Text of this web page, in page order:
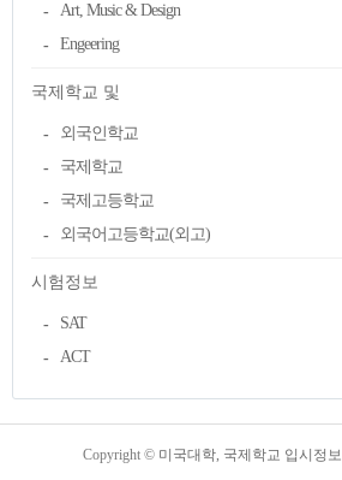
Art, Music & Design
Engeering
국제학교 및
외국인학교
국제학교
국제고등학교
외국어고등학교(외고)
시험정보
SAT
ACT
Copyright © 미국대학, 국제학교 입시정보
TistoryWhaleSkin3.4